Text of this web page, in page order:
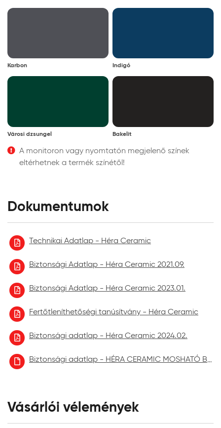
Karbon Indigó
Városi dzsungel Bakelit
A monitoron vagy nyomtatón megjelenő színek
eltérhetnek a termék színétől!
Dokumentumok
Technikai Adatlap - Héra Ceramic
Biztonsági Adatlap - Héra Ceramic 2021.09.
Biztonsági Adatlap - Héra Ceramic 2023.01.
Fertőtleníthetőségi tanúsítvány - Héra Ceramic
Biztonsági adatlap - Héra Ceramic 2024.02.
Biztonsági adatlap - HÉRA CERAMIC MOSHATÓ BELTÉRI FALFESTÉK aktuális
Vásárlói vélemények